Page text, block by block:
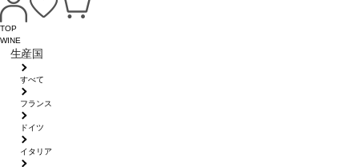
TOP
WINE
生産国
すべて
フランス
ドイツ
イタリア